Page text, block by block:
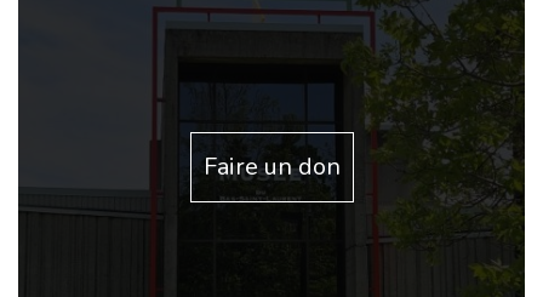
Faire un don